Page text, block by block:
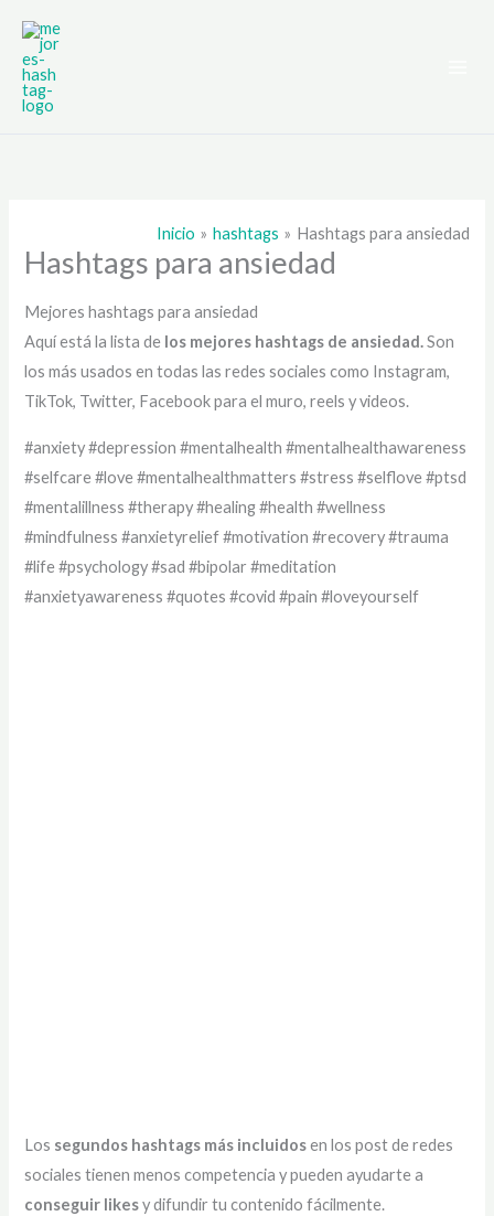
contenido
Inicio hashtags Hashtags para ansiedad
Hashtags para ansiedad
Mejores hashtags para ansiedad
Aquí está la lista de los mejores hashtags de ansiedad.Son
los más usados en todas las redes sociales como Instagram,
TikTok, Twitter, Facebook para el muro, reels y videos.
#anxiety #depression #mentalhealth #mentalhealthawareness
#selfcare #love #mentalhealthmatters #stress #selflove #ptsd
#mentalillness #therapy #healing #health #wellness
#mindfulness #anxietyrelief #motivation #recovery #trauma
#life #psychology #sad #bipolar #meditation
#anxietyawareness #quotes #covid #pain #loveyourself
Los segundos hashtags más incluidosen los post de redes
sociales tienen menos competencia y pueden ayudarte a
conseguir likesy difundir tu contenido fácilmente.